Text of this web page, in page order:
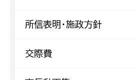
所信表明・施政方針
交際費